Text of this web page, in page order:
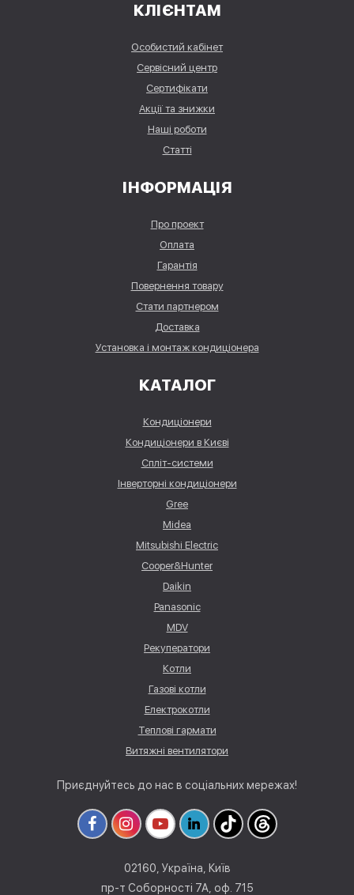
КЛІЄНТАМ
Особистий кабінет
Сервісний центр
Сертифікати
Акції та знижки
Наші роботи
Статті
ІНФОРМАЦІЯ
Про проект
Оплата
Гарантія
Повернення товару
Стати партнером
Доставка
Установка і монтаж кондиціонера
КАТАЛОГ
Кондиціонери
Кондиціонери в Києві
Спліт-системи
Інверторні кондиціонери
Gree
Midea
Mitsubishi Electric
Cooper&Hunter
Daikin
Panasonic
MDV
Рекуператори
Котли
Газові котли
Електрокотли
Теплові гармати
Витяжні вентилятори
Приєднуйтесь до нас в соціальних мережах!
02160, Україна, Київ
пр-т Соборності 7А, оф. 715